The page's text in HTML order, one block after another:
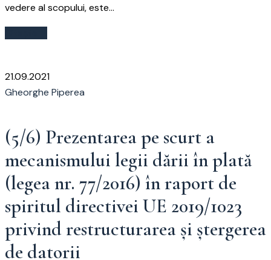
vedere al scopului, este...
21.09.2021
Gheorghe Piperea
(5/6) Prezentarea pe scurt a
mecanismului legii dării în plată
(legea nr. 77/2016) în raport de
spiritul directivei UE 2019/1023
privind restructurarea și ștergerea
de datorii